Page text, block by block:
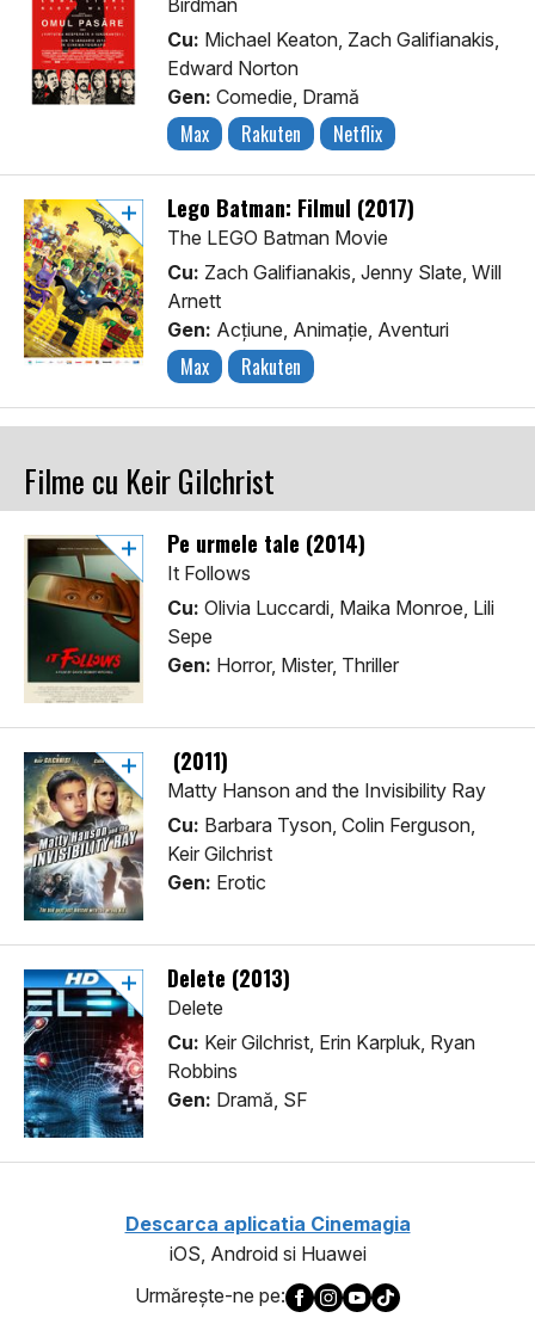
Birdman
Cu: Michael Keaton, Zach Galifianakis,
Edward Norton
Gen: Comedie, Dramă
Max Rakuten Netflix
Lego Batman: Filmul (2017)
The LEGO Batman Movie
Cu: Zach Galifianakis, Jenny Slate, Will
Arnett
Gen: Acţiune, Animaţie, Aventuri
Max Rakuten
Filme cu Keir Gilchrist
Pe urmele tale (2014)
It Follows
Cu: Olivia Luccardi, Maika Monroe, Lili
Sepe
Gen: Horror, Mister, Thriller
(2011)
Matty Hanson and the Invisibility Ray
Cu: Barbara Tyson, Colin Ferguson,
Keir Gilchrist
Gen: Erotic
Delete (2013)
Delete
Cu: Keir Gilchrist, Erin Karpluk, Ryan
Robbins
Gen: Dramă, SF
Descarca aplicatia Cinemagia
iOS, Android si Huawei
Urmăreşte-ne pe: